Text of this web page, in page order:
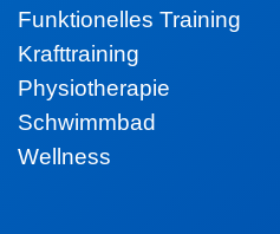
Funktionelles Training
Krafttraining
Physiotherapie
Schwimmbad
Wellness